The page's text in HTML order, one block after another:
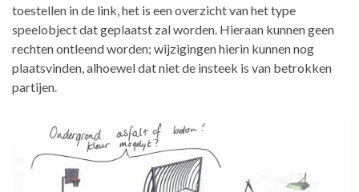
toestellen in de link, het is een overzicht van het type
speelobject dat geplaatst zal worden. Hieraan kunnen geen
rechten ontleend worden; wijzigingen hierin kunnen nog
plaatsvinden, alhoewel dat niet de insteek is van betrokken
partijen.